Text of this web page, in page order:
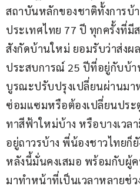
สถาบันหลักของชาติทั้งการบ้า
ประเทศไทย 77 ปี ทุกครั้งที่มี
สังกัดบ้านใหม่ ยอมรับว่าส่งผ
ประสบการณ์ 25 ปีที่อยู่กับบ้า
บูรณะปรับปรุงเปลี่ยนผ่านมา
ซ่อมแซมหรือต้องเปลี่ยนประ
ทาสีฟ้าใหม่บ้าง หรือบางเวล
อยู่ถาวรบ้าง พี่น้องชาวไทย
หลังนี้มั่นคงเสมอ พร้อมกับผู้
มาทำหน้าที่เป็นเวลาหลายช่